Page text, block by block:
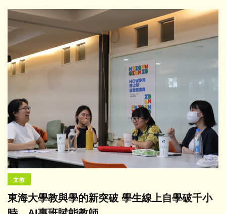
文教
東海大學教與學的新突破 學生線上自學破千小